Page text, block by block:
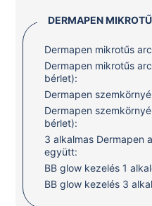
DERMAPEN
Dermapen mikrotűs
Dermapen mikrotűs
bérlet):
Dermapen
Dermapen
bérlet):
3 alkalmas Dermapen
együtt:
BB glow kezelés 1
BB glow kezelés 3